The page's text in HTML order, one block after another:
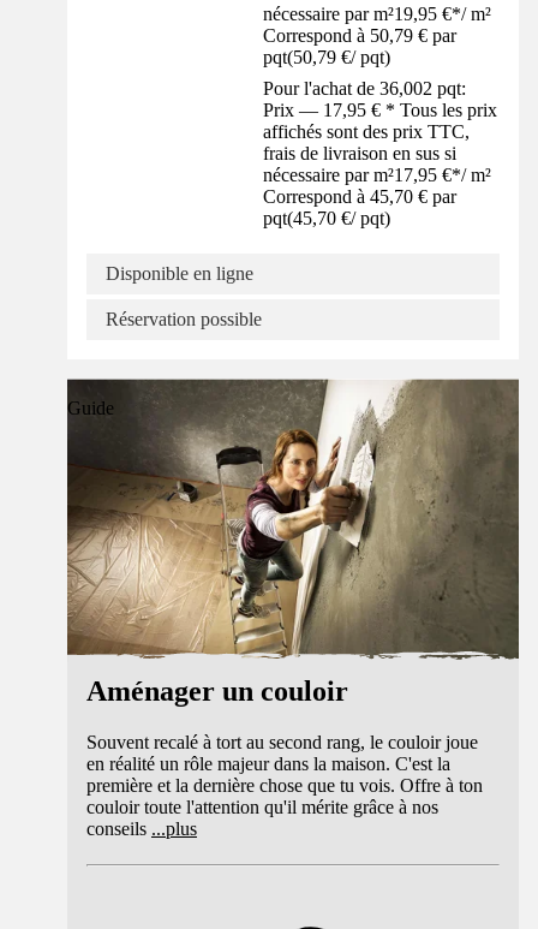
nécessaire par m²19,95 €*/ m²
Correspond à 50,79 € par
pqt(50,79 €/ pqt)
Pour l'achat de 36,002 pqt:
Prix — 17,95 € * Tous les prix
affichés sont des prix TTC,
frais de livraison en sus si
nécessaire par m²17,95 €*/ m²
Correspond à 45,70 € par
pqt(45,70 €/ pqt)
Disponible en ligne
Réservation possible
Guide
Aménager un couloir
Souvent recalé à tort au second rang, le couloir joue
en réalité un rôle majeur dans la maison. C'est la
première et la dernière chose que tu vois. Offre à ton
couloir toute l'attention qu'il mérite grâce à nos
conseils ...plus